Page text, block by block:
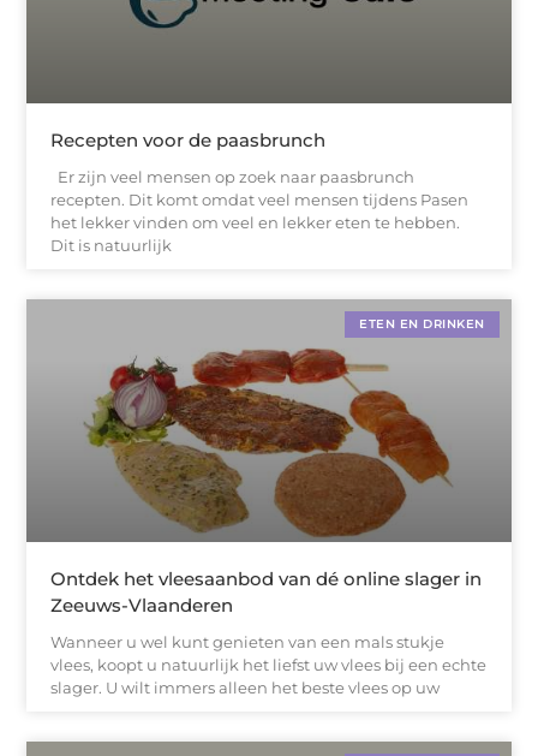
Recepten voor de paasbrunch
Er zijn veel mensen op zoek naar paasbrunch
recepten. Dit komt omdat veel mensen tijdens Pasen
het lekker vinden om veel en lekker eten te hebben.
Dit is natuurlijk
ETEN EN DRINKEN
Ontdek het vleesaanbod van dé online slager in
Zeeuws-Vlaanderen
Wanneer u wel kunt genieten van een mals stukje
vlees, koopt u natuurlijk het liefst uw vlees bij een echte
slager. U wilt immers alleen het beste vlees op uw